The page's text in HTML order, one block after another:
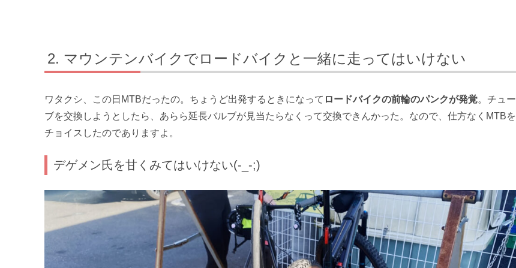
マウンテンバイクでロードバイクと一緒に走ってはいけない
ワタクシ、この日MTBだったの。ちょうど出発するときになって ロードバイクの前輪のパンクが発覚。チュー
ブを交換しようとしたら、あらら延長バルブが見当たらなくって交換できんかった。なので、仕方なくMTBを
チョイスしたのでありますよ。
デゲメン氏を甘くみてはいけない(-_-;)